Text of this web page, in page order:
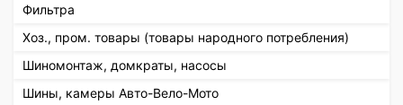
Фильтра
Хоз., пром. товары (товары народного потребления)
Шиномонтаж, домкраты, насосы
Шины, камеры Авто-Вело-Мото